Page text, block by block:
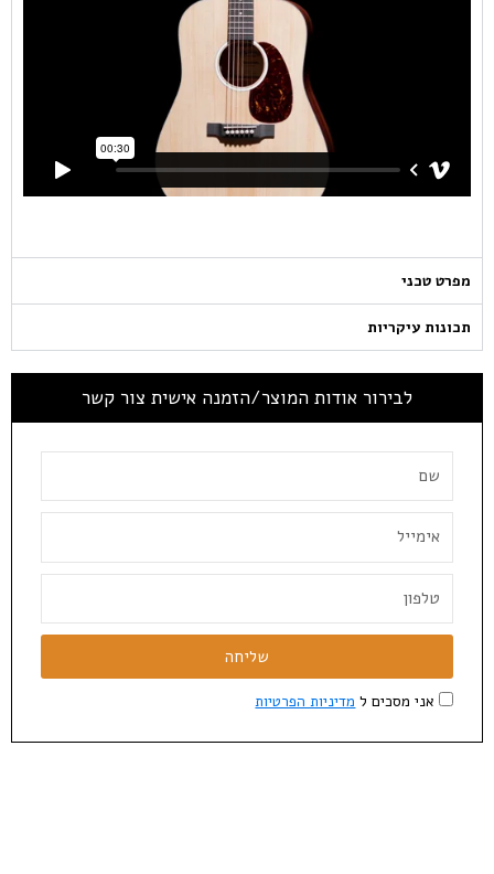
מפרט טכני
תכונות עיקריות
לבירור אודות המוצר/הזמנה אישית צור קשר
אני מסכים ל מדיניות הפרטיות
שליחה